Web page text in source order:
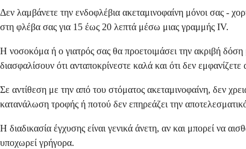
Δεν λαμβάνετε την ενδοφλέβια ακεταμινοφαίνη μόνοι σας -
στη φλέβα σας για 15 έως 20 λεπτά μέσω μιας γραμμής IV.
Η νοσοκόμα ή ο γιατρός σας θα προετοιμάσει την ακριβή
διασφαλίσουν ότι ανταποκρίνεστε καλά και ότι δεν εμφανίζετε
Σε αντίθεση με την από του στόματος ακεταμινοφαίνη, δεν
κατανάλωση τροφής ή ποτού δεν επηρεάζει την
Η διαδικασία έγχυσης είναι γενικά άνετη, αν και μπορεί να
υποχωρεί γρήγορα.